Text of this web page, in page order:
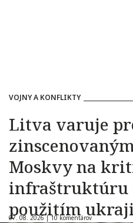
VOJNY A KONFLIKTY
Litva varuje
Moskvy na
infraštruktúru
použitím
07. 08. 2026 |10 komentárov